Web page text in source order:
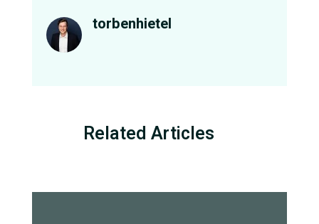
torbenhietel
Related Articles